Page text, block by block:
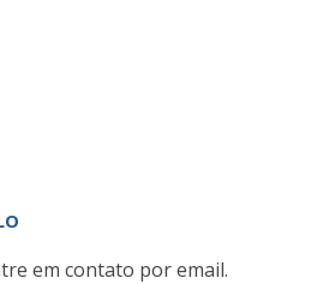
em contato por email.